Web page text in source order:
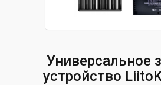
Универсальное
устройство